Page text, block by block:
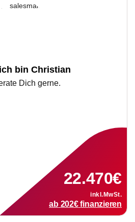
bin Christian
Dich gerne.
22.470€
inkl.MwSt.
ab 202€ finanzieren